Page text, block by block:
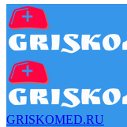
GRISKOMED.RU